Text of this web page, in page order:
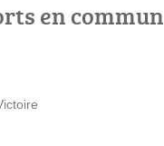
en commun